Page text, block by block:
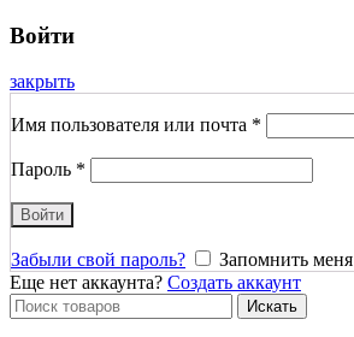
Войти
закрыть
Имя пользователя или почта *
Пароль *
Войти
Забыли свой пароль?
Запомнить меня
Еще нет аккаунта? Создать аккаунт
Search
for:
Искать